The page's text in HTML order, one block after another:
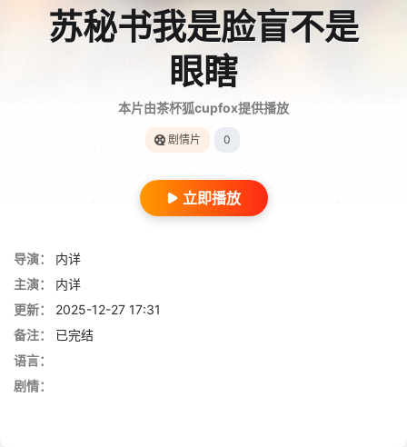
苏秘书我是脸盲不是
眼瞎
本片由茶杯狐cupfox提供播放
剧情片 0
立即播放
导演：
内详
主演：
内详
更新：
2025-12-27 17:31
备注：
已完结
语言：
剧情：